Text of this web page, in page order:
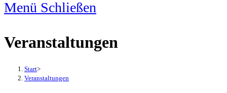
Menü Schließen
Veranstaltungen
Start>
Veranstaltungen